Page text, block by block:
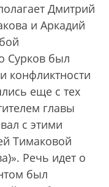
Дмитрий
и Аркадий
Сурков был
конфликтности
еще с тех
главы
с этими
Тимаковой
Речь идет о
был